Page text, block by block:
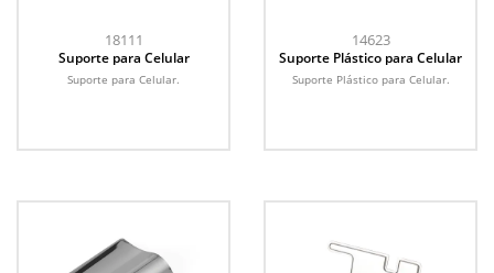
18111
Suporte para Celular
Suporte para Celular.
14623
Suporte Plástico para Celular
Suporte Plástico para Celular.